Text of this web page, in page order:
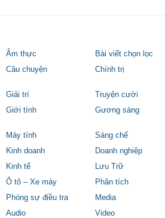
Ẩm thực Bài viết chọn lọc
Câu chuyện
Chính trị
Giải trí
Truyện cười
Giới tính
Gương sáng
Máy tính
Sáng chế
Kinh doanh
Doanh nghiệp
Kinh tế
Lưu Trữ
Ô tô – Xe máy
Phân tích
Phóng sự điều tra
Media
Audio
Video